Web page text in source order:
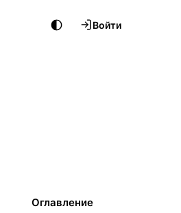
Войти
Оглавление